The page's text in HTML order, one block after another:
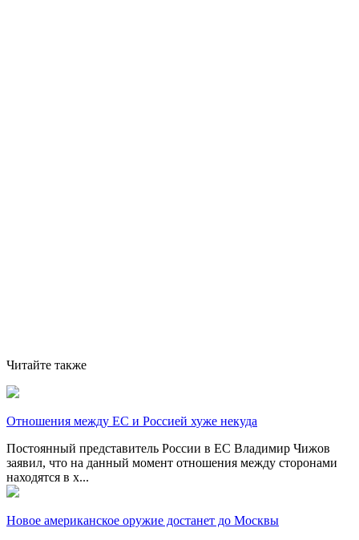
Читайте также
Отношения между ЕС и Россией хуже некуда
Постоянный представитель России в ЕС Владимир Чижов
заявил, что на данный момент отношения между сторонами
находятся в х...
Новое американское оружие достанет до Москвы